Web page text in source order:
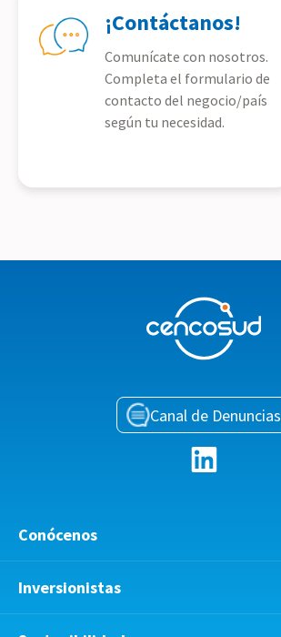
¡Contáctanos!
Comunícate con nosotros.
Completa el formulario de
contacto del negocio/país
según tu necesidad.
Canal de Denuncias
Conócenos
Inversionistas